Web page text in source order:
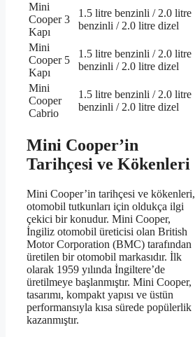
Mini
Cooper 3
Kapı
1.5 litre benzinli / 2.0 litre
benzinli / 2.0 litre dizel
Mini
Cooper 5
Kapı
1.5 litre benzinli / 2.0 litre
benzinli / 2.0 litre dizel
Mini
Cooper
Cabrio
1.5 litre benzinli / 2.0 litre
benzinli / 2.0 litre dizel
Mini Cooper’in
Tarihçesi ve Kökenleri
Mini Cooper’in tarihçesi ve kökenleri,
otomobil tutkunları için oldukça ilgi
çekici bir konudur. Mini Cooper,
İngiliz otomobil üreticisi olan British
Motor Corporation (BMC) tarafından
üretilen bir otomobil markasıdır. İlk
olarak 1959 yılında İngiltere’de
üretilmeye başlanmıştır. Mini Cooper,
tasarımı, kompakt yapısı ve üstün
performansıyla kısa sürede popülerlik
kazanmıştır.